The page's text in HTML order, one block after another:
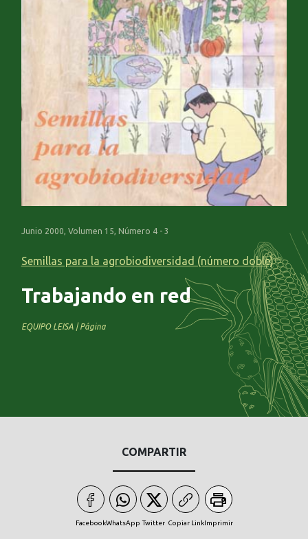
Junio 2000, Volumen 15, Número 4 - 3
Semillas para la agrobiodiversidad (número doble)
Trabajando en red
EQUIPO LEISA | Página
COMPARTIR
FacebookWhatsApp Twitter Copiar LinkImprimir